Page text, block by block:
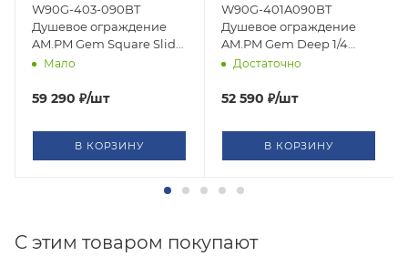
W90G-403-090BT
Душевое ограждение
AM.PM Gem Square Slide
90x90 стекло
черный матовый
Мало
59 290 ₽/шт
В КОРЗИНУ
W90G-401A090BT
Душевое ограждение
AM.PM Gem Deep 1/4
Rond 90x90 стекло
черный матовый
Достаточно
52 590 ₽/шт
В КОРЗИНУ
C этим товаром покупают